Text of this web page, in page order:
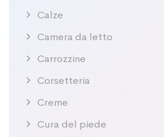
Calze
Camera da letto
Carrozzine
Corsetteria
Creme
Cura del piede